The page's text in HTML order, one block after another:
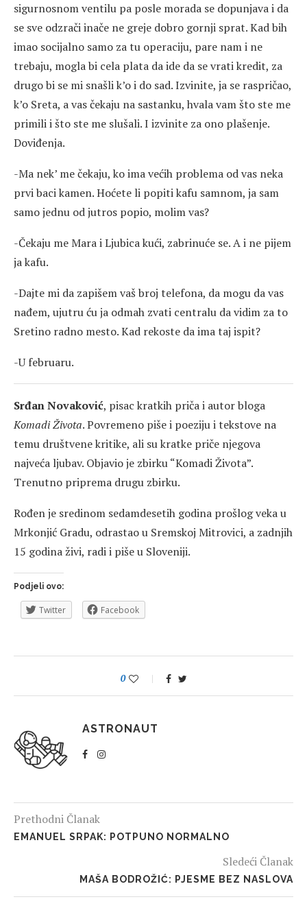
sigurnosnom ventilu pa posle morada se dopunjava i da
se sve odzrači inače ne greje dobro gornji sprat. Kad bih
imao socijalno samo za tu operaciju, pare nam i ne
trebaju, mogla bi cela plata da ide da se vrati kredit, za
drugo bi se mi snašli k’o i do sad. Izvinite, ja se raspričao,
k’o Sreta, a vas čekaju na sastanku, hvala vam što ste me
primili i što ste me slušali. I izvinite za ono plašenje.
Doviđenja.
-Ma nek’ me čekaju, ko ima većih problema od vas neka
prvi baci kamen. Hoćete li popiti kafu samnom, ja sam
samo jednu od jutros popio, molim vas?
-Čekaju me Mara i Ljubica kući, zabrinuće se. A i ne pijem
ja kafu.
-Dajte mi da zapišem vaš broj telefona, da mogu da vas
nađem, ujutru ću ja odmah zvati centralu da vidim za to
Sretino radno mesto. Kad rekoste da ima taj ispit?
-U februaru.
Srđan Novaković, pisac kratkih priča i autor bloga
Komadi Života. Povremeno piše i poeziju i tekstove na
temu društvene kritike, ali su kratke priče njegova
najveća ljubav. Objavio je zbirku “Komadi Života”.
Trenutno priprema drugu zbirku.
Rođen je sredinom sedamdesetih godina prošlog veka u
Mrkonjić Gradu, odrastao u Sremskoj Mitrovici, a zadnjih
15 godina živi, radi i piše u Sloveniji.
Podjeli ovo:
Twitter Facebook
0
ASTRONAUT
Prethodni Članak
EMANUEL SRPAK: POTPUNO NORMALNO
Sledeći Članak
MAŠA BODROŽIĆ: PJESME BEZ NASLOVA